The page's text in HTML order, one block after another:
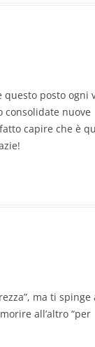
questo posto ogni
consolidate nuove
capire che è
ma ti spinge
all’altro “per